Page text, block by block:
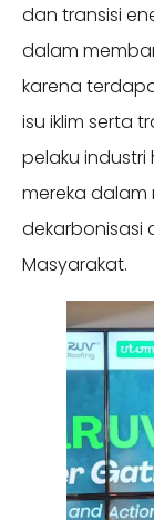
dan transisi
dalam
karena
isu iklim serta
pelaku industri
mereka dalam
dekarbonisasi
Masyarakat.